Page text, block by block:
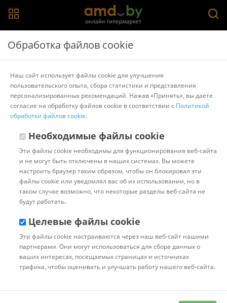
Главная > Каталог товаров Стулья для кухни и бара
Mebelart
Стул Mebelart Flip (серый/черный)
Другие товары Mebelart
Обработка файлов cookie
Наш сайт использует файлы cookie для улучшения
пользовательского опыта, сбора статистики и представления
персонализированных рекомендаций. Нажав «Принять», вы даете
согласие на обработку файлов cookie в соответствии с Политикой
обработки файлов cookie.
Необходимые файлы cookie
Эти файлы cookie необходимы для функционирования веб-сайта
и не могут быть отключены в наших системах. Вы можете
настроить браузер таким образом, чтобы он блокировал эти
файлы cookie или уведомлял вас об их использовании, но в
таком случае возможно, что некоторые разделы веб-сайта не
будут работать.
Целевые файлы cookie
Эти файлы cookie настраиваются через наш веб-сайт нашими
партнерами. Они могут использоваться для сбора данных о
ваших интересах, посещаемых страницах и источниках
трафика, чтобы оценивать и улучшать работу нашего веб-сайта.